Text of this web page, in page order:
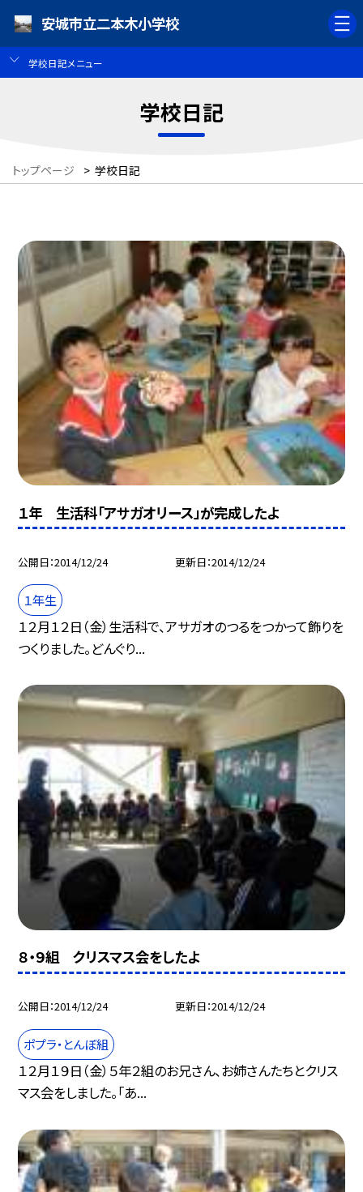
安城市立二本木小学校
学校日記メニュー
学校日記
トップページ > 学校日記
１年 生活科「アサガオリース」が完成したよ
公開日 2014/12/24 更新日 2014/12/24
１年生
１２月１２日（金）生活科で、アサガオのつるをつかって飾りを
つくりました。どんぐり...
８・９組 クリスマス会をしたよ
公開日 2014/12/24 更新日 2014/12/24
ポプラ・とんぼ組
１２月１９日（金）５年２組のお兄さん、お姉さんたちとクリス
マス会をしました。「あ...